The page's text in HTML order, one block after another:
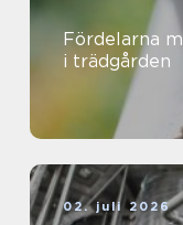
Fördelarna
i trädgården
02. juli 2026